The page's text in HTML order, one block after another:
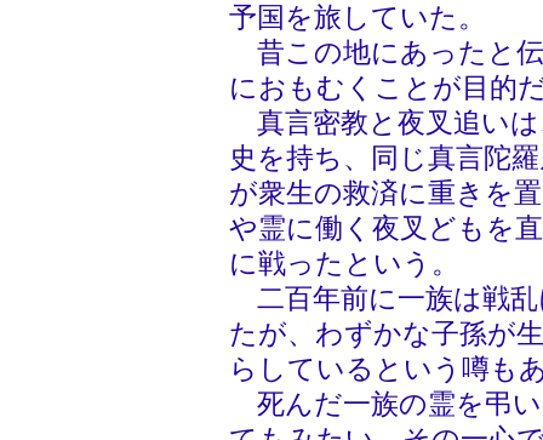
予国を旅していた。
昔この地にあったと
におもむくことが目的
真言密教と夜叉追い
史を持ち、同じ真言陀
が衆生の救済に重きを
や霊に働く夜叉どもを
に戦ったという。
二百年前に一族は戦
たが、わずかな子孫が
らしているという噂も
死んだ一族の霊を弔